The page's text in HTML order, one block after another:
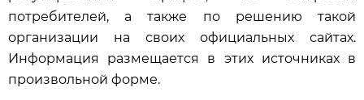
потребителей, а также по решению такой
организации на своих официальных сайтах.
Информация размещается в этих источниках в
произвольной форме.